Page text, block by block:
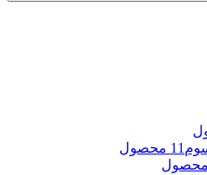
11 محصول